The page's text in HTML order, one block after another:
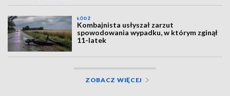
ŁÓDŹ
Kombajnista usłyszał zarzut
spowodowania wypadku, w którym zginął
11-latek
ZOBACZ WIĘCEJ